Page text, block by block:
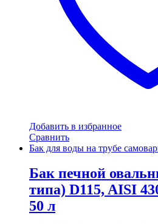
Добавить в избранное
Сравнить
Бак для воды на трубе
Бак печной
типа) D115, AISI
50 л